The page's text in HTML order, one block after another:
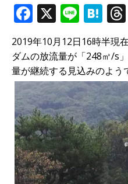
F
a
c
e
b
o
o
k
X Li
n
e
H
at
e
n
a
h
2019年10月12日16時半現
ダムの放流量が「248㎥/s
量が継続する見込みのよう